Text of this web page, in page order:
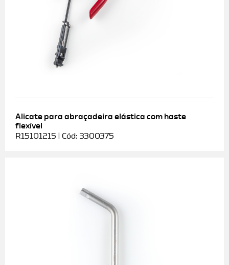
Alicate para abraçadeira elástica com haste
flexível
R15101215 | Cód: 3300375